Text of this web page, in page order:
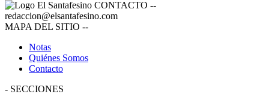
CONTACTO --
redaccion@elsantafesino.com
MAPA DEL SITIO --
Notas
Quiénes Somos
Contacto
- SECCIONES